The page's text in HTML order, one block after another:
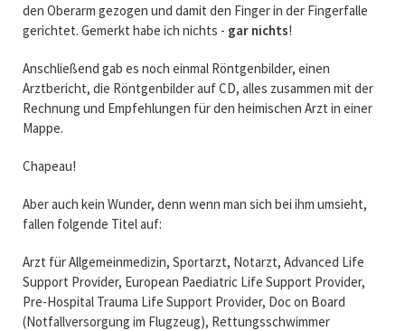
den Oberarm gezogen und damit den Finger in der Fingerfalle
gerichtet. Gemerkt habe ich nichts - gar nichts!
Anschließend gab es noch einmal Röntgenbilder, einen
Arztbericht, die Röntgenbilder auf CD, alles zusammen mit der
Rechnung und Empfehlungen für den heimischen Arzt in einer
Mappe.
Chapeau!
Aber auch kein Wunder, denn wenn man sich bei ihm umsieht,
fallen folgende Titel auf:
Arzt für Allgemeinmedizin, Sportarzt, Notarzt, Advanced Life
Support Provider, European Paediatric Life Support Provider,
Pre-Hospital Trauma Life Support Provider, Doc on Board
(Notfallversorgung im Flugzeug), Rettungsschwimmer